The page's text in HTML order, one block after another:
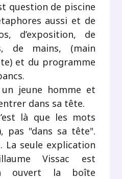
question de piscine
aussi et de
d’exposition, de
de mains, (main
et du programme
jeune homme et
dans sa tête.
là que les mots
pas "dans sa tête".
La seule explication
Vissac est
ouvert la boîte